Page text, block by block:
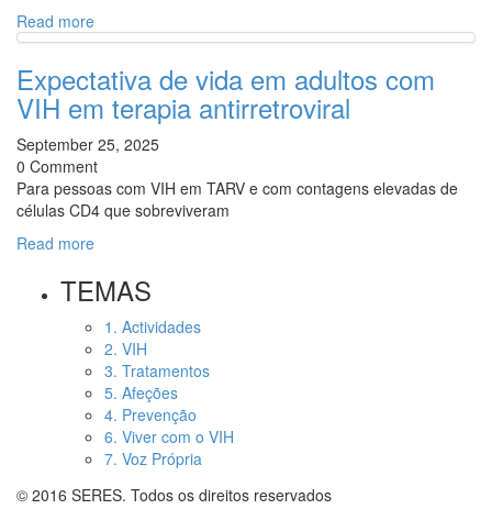
Read more
Expectativa de vida em adultos com
VIH em terapia antirretroviral
September 25, 2025
0 Comment
Para pessoas com VIH em TARV e com contagens elevadas de
células CD4 que sobreviveram
Read more
TEMAS
1. Actividades
2. VIH
3. Tratamentos
5. Afeções
4. Prevenção
6. Viver com o VIH
7. Voz Própria
© 2016 SERES. Todos os direitos reservados